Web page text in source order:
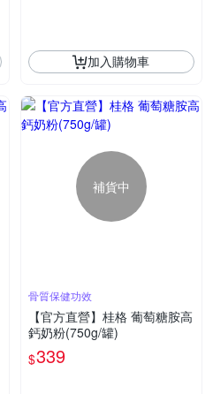
加入購物車
補貨中
骨質保健功效
【官方直營】桂格 葡萄糖胺高
鈣奶粉(750g/罐)
$339